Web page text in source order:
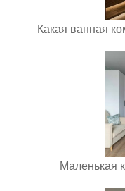
Какая ванная
Маленькая